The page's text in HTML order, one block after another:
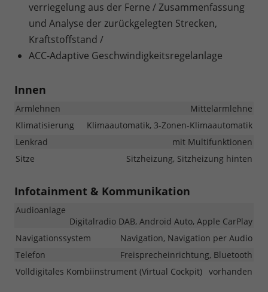
verriegelung aus der Ferne / Zusammenfassung
und Analyse der zurückgelegten Strecken,
Kraftstoffstand /
ACC-Adaptive Geschwindigkeitsregelanlage
Innen
Armlehnen
Mittelarmlehne
Klimatisierung
Klimaautomatik, 3-Zonen-Klimaautomatik
Lenkrad
mit Multifunktionen
Sitze
Sitzheizung, Sitzheizung hinten
Infotainment & Kommunikation
Audioanlage
Digitalradio DAB, Android Auto, Apple CarPlay
Navigationssystem
Navigation, Navigation per Audio
Telefon
Freisprecheinrichtung, Bluetooth
Volldigitales Kombiinstrument (Virtual Cockpit) vorhanden